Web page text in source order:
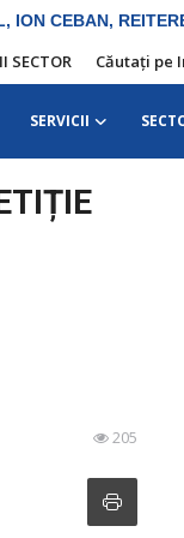
SECTOR Căutați pe
SERVICII
205